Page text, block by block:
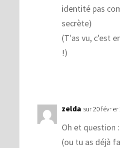
identité pas
secrète)
(T'as vu, c'est
!)
zelda sur 20
Oh et question
(ou tu as déjà